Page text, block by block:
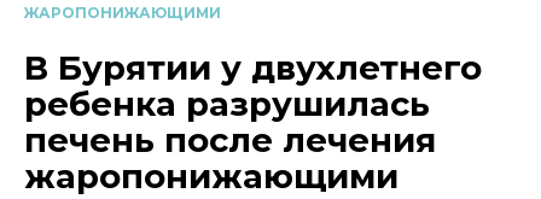
ЖАРОПОНИЖАЮЩИМИ
В Бурятии у двухлетнего
ребенка разрушилась
печень после лечения
жаропонижающими